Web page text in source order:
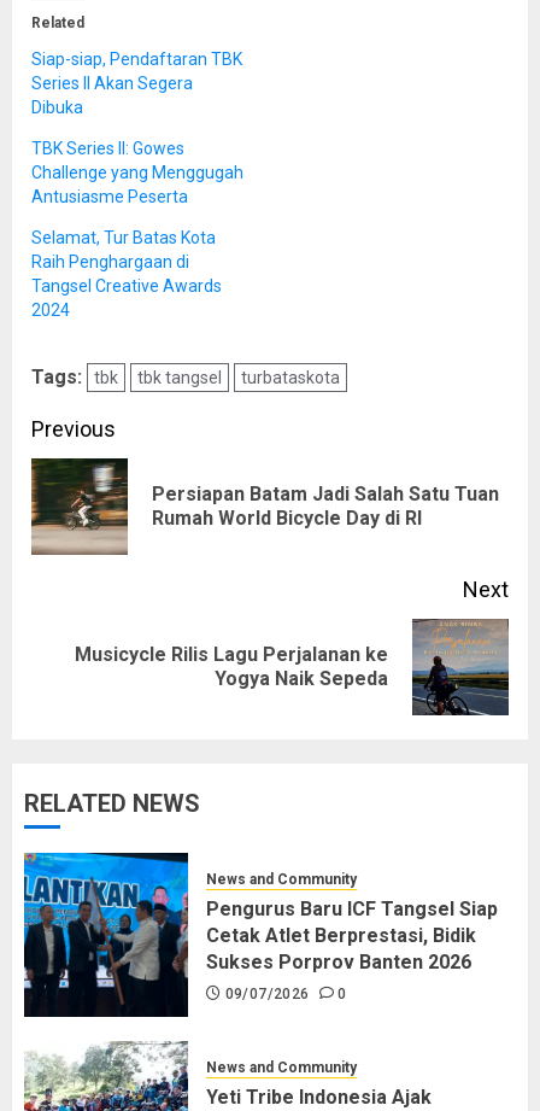
Related
Siap-siap, Pendaftaran TBK
Series II Akan Segera
Dibuka
TBK Series II: Gowes
Challenge yang Menggugah
Antusiasme Peserta
Selamat, Tur Batas Kota
Raih Penghargaan di
Tangsel Creative Awards
2024
Tags: tbk tbk tangsel turbataskota
Post
navigation
Previous
Persiapan Batam Jadi Salah Satu Tuan
Rumah World Bicycle Day di RI
Next
NextMusicycle Rilis Lagu Perjalanan ke
Yogya Naik Sepeda
RELATED NEWS
News and Community
Pengurus Baru ICF Tangsel Siap
Cetak Atlet Berprestasi, Bidik
Sukses Porprov Banten 2026
09/07/2026 0
News and Community
Yeti Tribe Indonesia Ajak